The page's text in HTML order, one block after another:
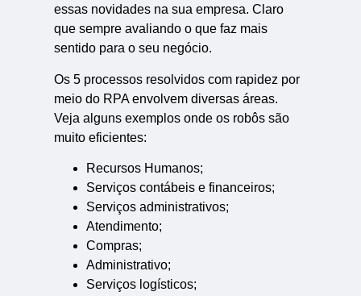
essas novidades na sua empresa. Claro
que sempre avaliando o que faz mais
sentido para o seu negócio.
Os 5 processos resolvidos com rapidez por
meio do RPA envolvem diversas áreas.
Veja alguns exemplos onde os robôs são
muito eficientes:
Recursos Humanos;
Serviços contábeis e financeiros;
Serviços administrativos;
Atendimento;
Compras;
Administrativo;
Serviços logísticos;